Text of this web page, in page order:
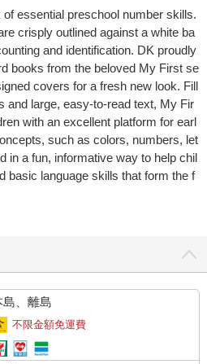
essential preschool number skills.
crisply outlined against a white ba
and identification. DK proudly
books from the beloved My First se
covers for a fresh new look. Fill
and large, easy-to-read text, My Fir
with an excellent platform for earl
such as colors, numbers, let
in a fun, informative way to help chil
basic language skills that form the f
、離島
不限金額免運費